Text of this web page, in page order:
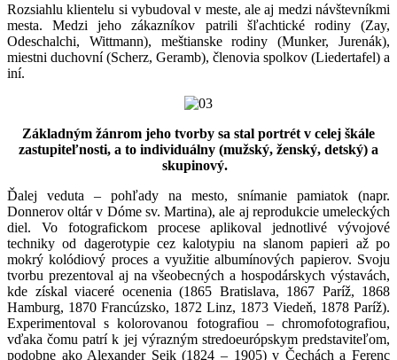
Rozsiahlu klientelu si vybudoval v meste, ale aj medzi návštevníkmi
mesta. Medzi jeho zákazníkov patrili šľachtické rodiny (Zay,
Odeschalchi, Wittmann), meštianske rodiny (Munker, Jurenák),
miestni duchovní (Scherz, Geramb), členovia spolkov (Liedertafel) a
iní.
Základným žánrom jeho tvorby sa stal portrét v celej škále
zastupiteľnosti, a to individuálny (mužský, ženský, detský) a
skupinový.
Ďalej veduta – pohľady na mesto, snímanie pamiatok (napr.
Donnerov oltár v Dóme sv. Martina), ale aj reprodukcie umeleckých
diel. Vo fotografickom procese aplikoval jednotlivé vývojové
techniky od dagerotypie cez kalotypiu na slanom papieri až po
mokrý kolódiový proces a využitie albumínových papierov. Svoju
tvorbu prezentoval aj na všeobecných a hospodárskych výstavách,
kde získal viaceré ocenenia (1865 Bratislava, 1867 Paríž, 1868
Hamburg, 1870 Francúzsko, 1872 Linz, 1873 Viedeň, 1878 Paríž).
Experimentoval s kolorovanou fotografiou – chromofotografiou,
vďaka čomu patrí k jej výrazným stredoeurópskym predstaviteľom,
podobne ako Alexander Seik (1824 – 1905) v Čechách a Ferenc